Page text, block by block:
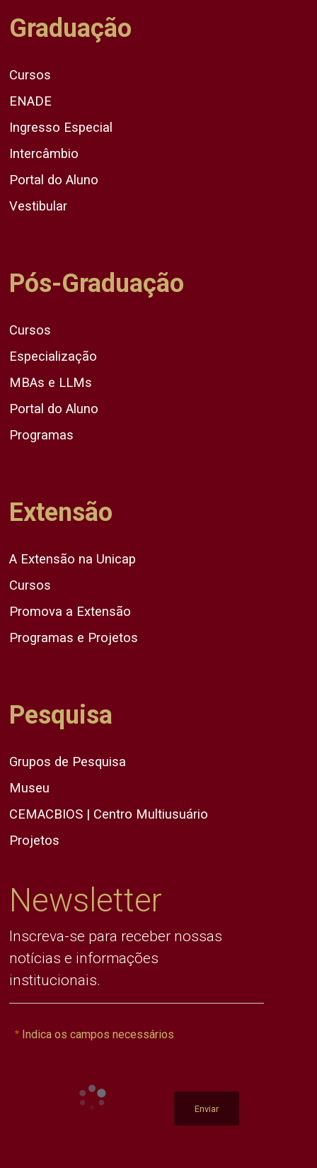
Graduação
Cursos
ENADE
Ingresso Especial
Intercâmbio
Portal do Aluno
Vestibular
Pós-Graduação
Cursos
Especialização
MBAs e LLMs
Portal do Aluno
Programas
Extensão
A Extensão na Unicap
Cursos
Promova a Extensão
Programas e Projetos
Pesquisa
Grupos de Pesquisa
Museu
CEMACBIOS | Centro Multiusuário
Projetos
Newsletter
Inscreva-se para receber nossas
notícias e informações
institucionais.
Indica os campos necessários
Enviar